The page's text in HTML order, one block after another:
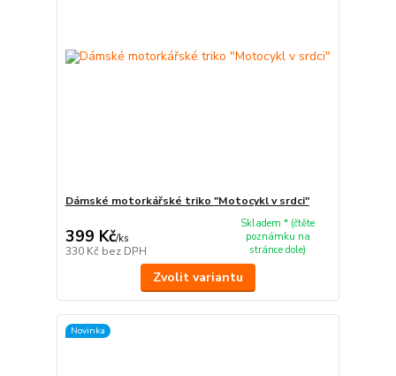
Dámské motorkářské triko "Motocykl v srdci"
399 Kč/ks
330 Kč bez DPH
Skladem * (čtěte
poznámku na
stránce dole)
Zvolit variantu
Novinka